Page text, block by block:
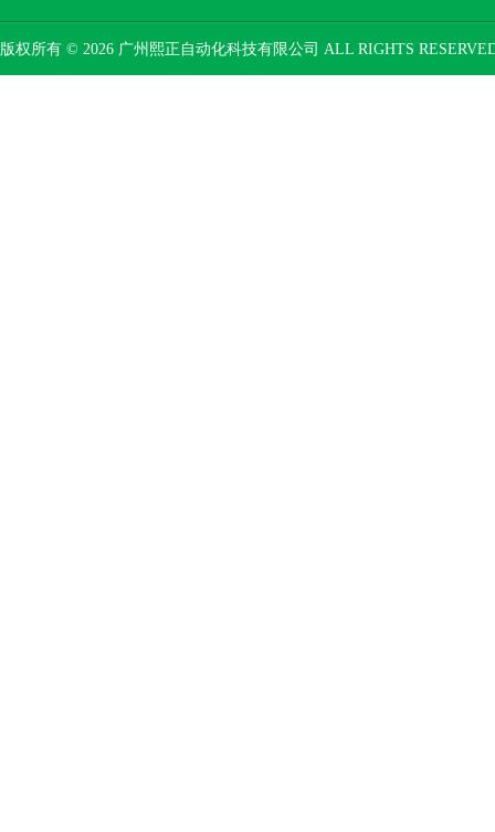
版权所有 © 2026 广州熙正自动化科技有限公司 ALL RIGHTS